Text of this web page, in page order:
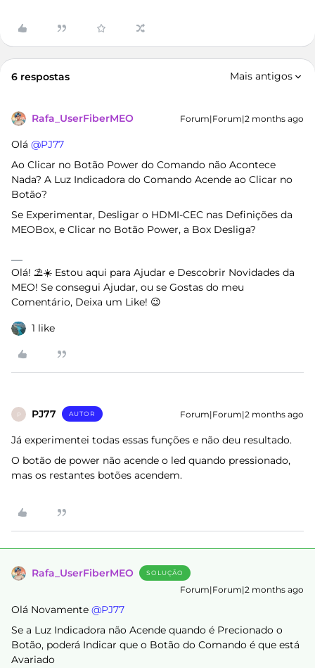
6 respostas Mais antigos
Rafa_UserFiberMEO Forum|Forum|2 months ago
Olá ​ @PJ77
Ao Clicar no Botão Power do Comando não Acontece
Nada? A Luz Indicadora do Comando Acende ao Clicar no
Botão?
Se Experimentar, Desligar o HDMI-CEC nas Definições da
MEOBox, e Clicar no Botão Power, a Box Desliga?
Olá! ⛱️☀️ Estou aqui para Ajudar e Descobrir Novidades da
MEO! Se consegui Ajudar, ou se Gostas do meu
Comentário, Deixa um Like! 😉
1 like
P PJ77 AUTOR Forum|Forum|2 months ago
Já experimentei todas essas funções e não deu resultado.
O botão de power não acende o led quando pressionado,
mas os restantes botões acendem.
Rafa_UserFiberMEO SOLUÇÃO
Forum|Forum|2 months ago
Olá Novamente ​ @PJ77
Se a Luz Indicadora não Acende quando é Precionado o
Botão, poderá Indicar que o Botão do Comando é que está
Avariado